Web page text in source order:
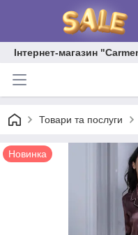
Інтернет-магазин
Товари та послуги
Новинка